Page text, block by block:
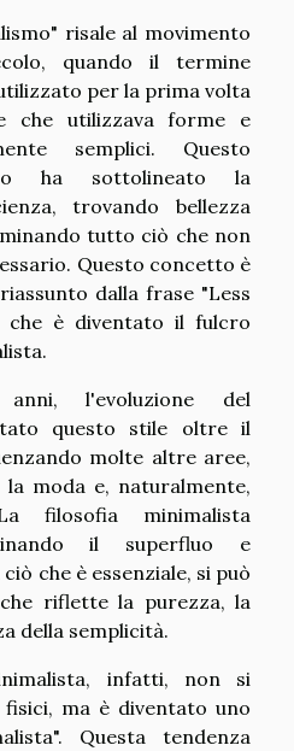
risale al movimento
quando il termine
per la prima volta
che utilizzava forme e
semplici. Questo
ha sottolineato la
trovando bellezza
tutto ciò che non
Questo concetto è
dalla frase "Less
è diventato il fulcro
l'evoluzione del
questo stile oltre il
molte altre aree,
moda e, naturalmente,
filosofia minimalista
il superfluo e
che è essenziale, si può
riflette la purezza, la
della semplicità.
infatti, non si
ma è diventato uno
Questa tendenza